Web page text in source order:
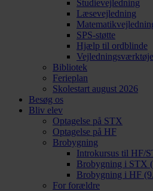
Studievejledning
Læsevejledning
SPS-støtte
Hjælp til ordblinde
Bibliotek
Ferieplan
Skolestart august 2026
Besøg os
Bliv elev
Optagelse på STX
Optagelse på HF
Brobygning
Introkursus til HF/
Brobygning i STX
Brobygning i HF
For forældre